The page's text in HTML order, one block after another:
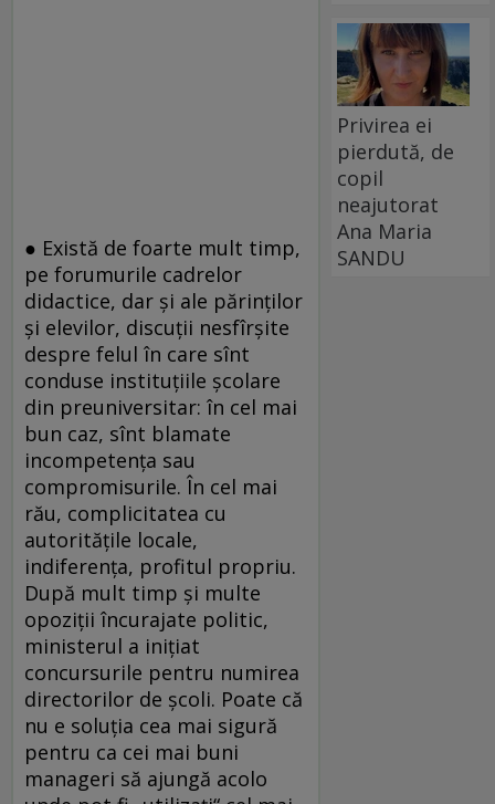
● Există de foarte mult timp,
pe forumurile cadrelor
didactice, dar și ale părinților
și elevilor, discuții nesfîrșite
despre felul în care sînt
conduse instituțiile școlare
din preuniversitar: în cel mai
bun caz, sînt blamate
incompetența sau
compromisurile. În cel mai
rău, complicitatea cu
autoritățile locale,
indiferența, profitul propriu.
După mult timp și multe
opoziții încurajate politic,
ministerul a inițiat
concursurile pentru numirea
directorilor de școli. Poate că
nu e soluția cea mai sigură
pentru ca cei mai buni
manageri să ajungă acolo
Privirea ei
pierdută, de
copil
neajutorat
Ana Maria
SANDU